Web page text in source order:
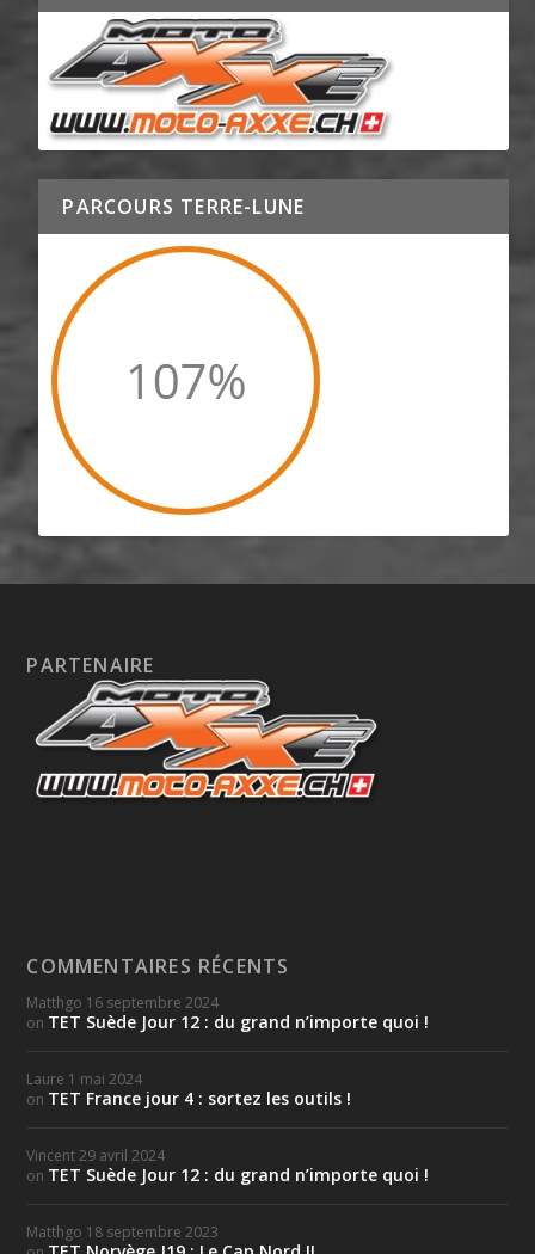
PARCOURS TERRE-LUNE
PARTENAIRE
COMMENTAIRES RÉCENTS
Matthgo 16 septembre 2024
on TET Suède Jour 12 : du grand n’importe quoi !
Laure 1 mai 2024
on TET France jour 4 : sortez les outils !
Vincent 29 avril 2024
on TET Suède Jour 12 : du grand n’importe quoi !
Matthgo 18 septembre 2023